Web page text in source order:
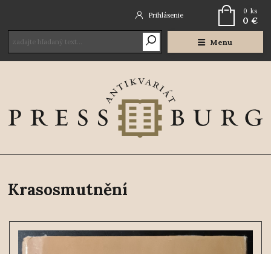
Menu
Prihlásenie 0 ks
0 €
Krasosmutnění